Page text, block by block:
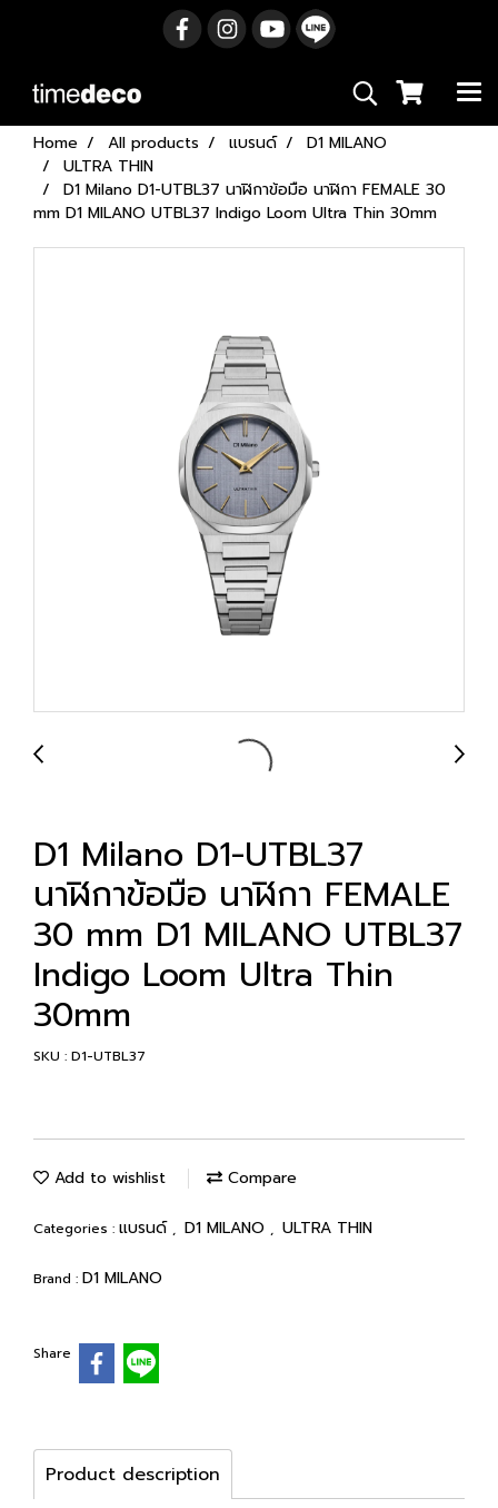
Home All products แบรนด์
D1 MILANO
ULTRA THIN
D1 Milano D1-UTBL37 นาฬิกาข้อมือ นาฬิกา FEMALE 30
mm D1 MILANO UTBL37 Indigo Loom Ultra Thin 30mm
D1 Milano D1-UTBL37
นาฬิกาข้อมือ นาฬิกา FEMALE
30 mm D1 MILANO UTBL37
Indigo Loom Ultra Thin
30mm
SKU : D1-UTBL37
Add to wishlist Compare
Categories : แบรนด์ , D1 MILANO , ULTRA THIN
Brand : D1 MILANO
Share
Product description